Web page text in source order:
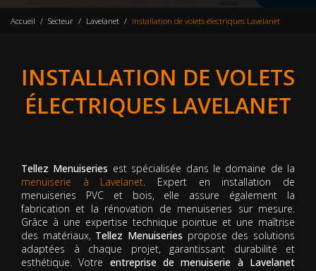
Accueil Secteur Lavelanet Installation de volets électriques Lavelanet
INSTALLATION DE VOLETS
ÉLECTRIQUES LAVELANET
Tellez Menuiseries est spécialisée dans le domaine de la
menuiserie à Lavelanet. Expert en installation de
menuiseries PVC et bois, elle assure également la
fabrication et la rénovation de menuiseries sur mesure.
Grâce à une expertise technique pointue et une maîtrise
des matériaux, Tellez Menuiseries propose des solutions
adaptées à chaque projet, garantissant durabilité et
esthétique. Votre entreprise de menuiserie à Lavelanet